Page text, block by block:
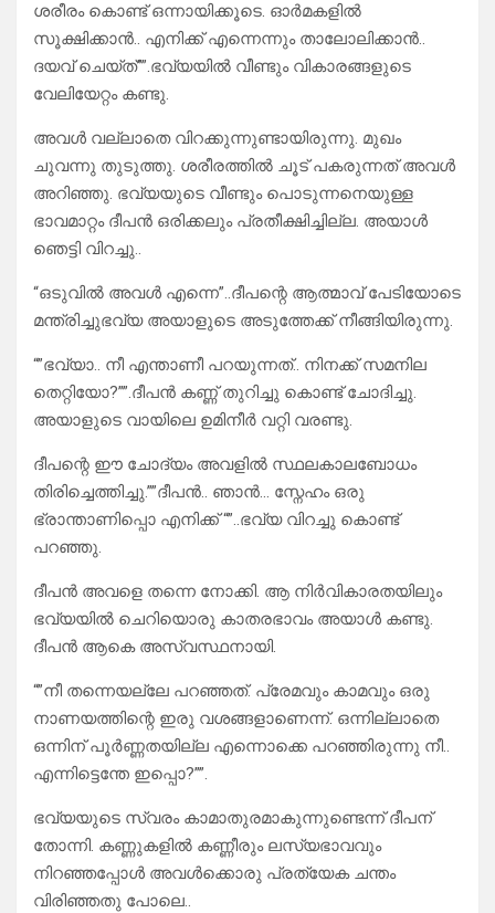
ശരീരം കൊണ്ട് ഒന്നായിക്കൂടെ. ഓർമകളിൽ
സൂക്ഷിക്കാൻ.. എനിക്ക് എന്നെന്നും താലോലിക്കാൻ..
ദയവ് ചെയ്ത്””.ഭവ്യയിൽ വീണ്ടും വികാരങ്ങളുടെ
വേലിയേറ്റം കണ്ടു.
അവൾ വല്ലാതെ വിറക്കുന്നുണ്ടായിരുന്നു. മുഖം
ചുവന്നു തുടുത്തു. ശരീരത്തിൽ ചൂട് പകരുന്നത് അവൾ
അറിഞ്ഞു. ഭവ്യയുടെ വീണ്ടും പൊടുന്നനെയുള്ള
ഭാവമാറ്റം ദീപൻ ഒരിക്കലും പ്രതീക്ഷിച്ചില്ല. അയാൾ
ഞെട്ടി വിറച്ചു..
“ഒടുവിൽ അവൾ എന്നെ”..ദീപന്റെ ആത്മാവ് പേടിയോടെ
മന്ത്രിച്ചുഭവ്യ അയാളുടെ അടുത്തേക്ക് നീങ്ങിയിരുന്നു.
“”ഭവ്യാ.. നീ എന്താണീ പറയുന്നത്.. നിനക്ക് സമനില
തെറ്റിയോ?””.ദീപൻ കണ്ണ് തുറിച്ചു കൊണ്ട് ചോദിച്ചു.
അയാളുടെ വായിലെ ഉമിനീർ വറ്റി വരണ്ടു.
ദീപന്റെ ഈ ചോദ്യം അവളിൽ സ്ഥലകാലബോധം
തിരിച്ചെത്തിച്ചു.””ദീപൻ.. ഞാൻ… സ്നേഹം ഒരു
ഭ്രാന്താണിപ്പൊ എനിക്ക് “”..ഭവ്യ വിറച്ചു കൊണ്ട്
പറഞ്ഞു.
ദീപൻ അവളെ തന്നെ നോക്കി. ആ നിർവികാരതയിലും
ഭവ്യയിൽ ചെറിയൊരു കാതരഭാവം അയാൾ കണ്ടു.
ദീപൻ ആകെ അസ്വസ്ഥനായി.
“”നീ തന്നെയല്ലേ പറഞ്ഞത്. പ്രേമവും കാമവും ഒരു
നാണയത്തിന്റെ ഇരു വശങ്ങളാണെന്ന്. ഒന്നില്ലാതെ
ഒന്നിന് പൂർണ്ണതയില്ല എന്നൊക്കെ പറഞ്ഞിരുന്നു നീ..
എന്നിട്ടെന്തേ ഇപ്പൊ?””.
ഭവ്യയുടെ സ്വരം കാമാതുരമാകുന്നുണ്ടെന്ന് ദീപന്
തോന്നി. കണ്ണുകളിൽ കണ്ണീരും ലസ്യഭാവവും
നിറഞ്ഞപ്പോൾ അവൾക്കൊരു പ്രത്യേക ചന്തം
വിരിഞ്ഞതു പോലെ..